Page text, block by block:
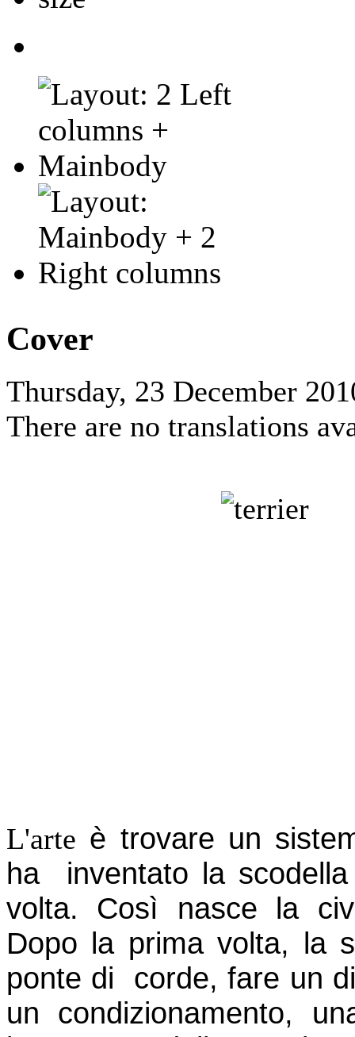
Cover
Thursday, 23 December
There are no translations
L'arte è trovare un
ha inventato la
volta. Così nasce la
Dopo la prima volta, la
ponte di corde, fare un
un condizionamento,